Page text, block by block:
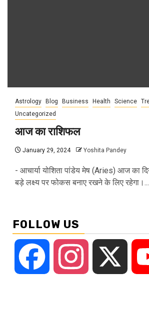
Astrology Blog Business Health Science
Uncategorized
आज का राशिफल
January 29, 2024 Yoshita Pandey
- आचार्या योशिता पांडेय मेष (Aries) आज का
बड़े लक्ष्य पर फोकस बनाए रखने के लिए रहेगा।...
FOLLOW US
Facebook Instagram